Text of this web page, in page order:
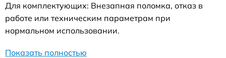
Для комплектующих: Внезапная поломка, отказ в
работе или техническим параметрам при
нормальном использовании.
Показать полностью